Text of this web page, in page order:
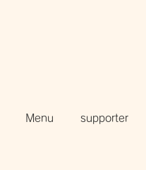
Menu supporter